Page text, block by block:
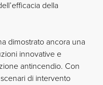
della
dimostrato ancora una
innovative e
antincendio. Con
di intervento